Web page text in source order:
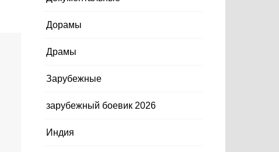
Дорамы
Драмы
Зарубежные
зарубежный боевик 2026
Индия